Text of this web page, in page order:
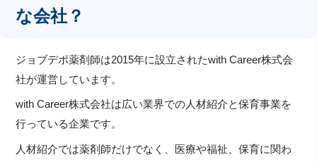
な会社？
ジョブデポ薬剤師は2015年に設立されたwith Career株式会
社が運営しています。
with Career株式会社は広い業界での人材紹介と保育事業を
行っている企業です。
人材紹介では薬剤師だけでなく、医療や福祉、保育に関わ